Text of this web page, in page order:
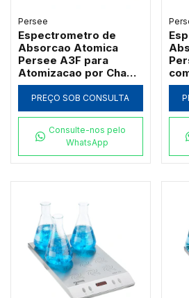
Persee
Espectrometro de
Absorcao Atomica
Persee A3F para
Atomizacao por Chama
com Queimador de
Titanio
PREÇO SOB CONSULTA
Consulte-nos pelo
WhatsApp